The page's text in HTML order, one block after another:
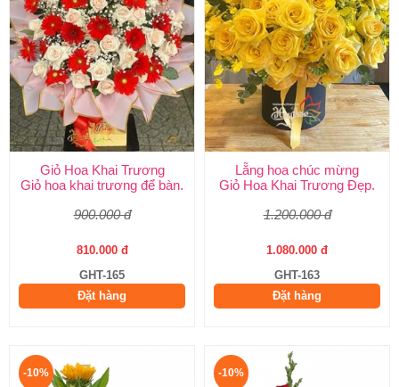
Giỏ Hoa Khai Trương
Giỏ hoa khai trương để bàn.
900.000 đ
810.000 đ
GHT-165
Đặt hàng
Lẵng hoa chúc mừng
Giỏ Hoa Khai Trương Đẹp.
1.200.000 đ
1.080.000 đ
GHT-163
Đặt hàng
-10% -10%